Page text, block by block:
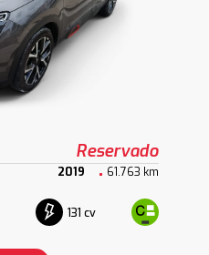
Reservado
2019 61.763 km
131 cv